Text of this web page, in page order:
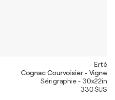
Erté
Cognac Courvoisier - Vigne
Sérigraphie - 30x22in
330 $US